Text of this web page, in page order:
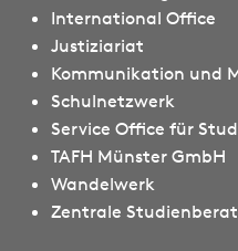
International Office
Justiziariat
Kommunikation und
Schulnetzwerk
Service Office für
TAFH Münster GmbH
Wandelwerk
Zentrale